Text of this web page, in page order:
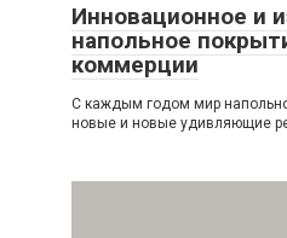
Инновационное и
напольное
коммерции
С каждым годом мир
новые и новые удивляющие